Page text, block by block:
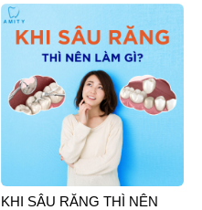
KHI SÂU RĂNG THÌ NÊN